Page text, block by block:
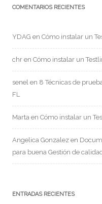
COMENTARIOS RECIENTES
YDAG en Cómo instalar un
chr en Cómo instalar un
senel en 8 Técnicas de
FL
Marta en Cómo instalar un
Angelica Gonzalez en
para buena Gestión de
ENTRADAS RECIENTES